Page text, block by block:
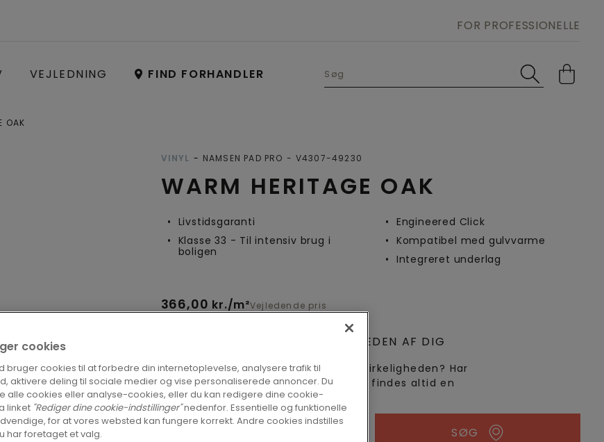
VEJLEDNING FIND FORHANDLER
FOR PROFESSIONELLE
OAK
Open image in lightbox
WARM HERITAGE OAK
VINYL NAMSEN PAD PRO V4307-49230
Livstidsgaranti
Klasse 33 - Til intensiv brug i
boligen
Engineered Click
Kompatibel med gulvvarme
Integreret underlag
366,00 kr./m²Vejledende pris
FIND EN FORHANDLER I NÆRHEDEN AF DIG
Er du spændt på at se dette gulv i virkeligheden? Har
du stadigvæk nogle spørgsmål? Der findes altid en
forhandler i nærheden.
SØG
cookies
bruger cookies til at forbedre din internetoplevelse, analysere trafik til
aktivere deling til sociale medier og vise personaliserede annoncer. Du
alle cookies eller analyse-cookies, eller du kan redigere dine cookie-
linket "Rediger dine cookie-indstillinger"nedenfor. Essentielle og funktionelle
for at vores websted kan fungere korrekt. Andre cookies indstilles
har foretaget et valg.